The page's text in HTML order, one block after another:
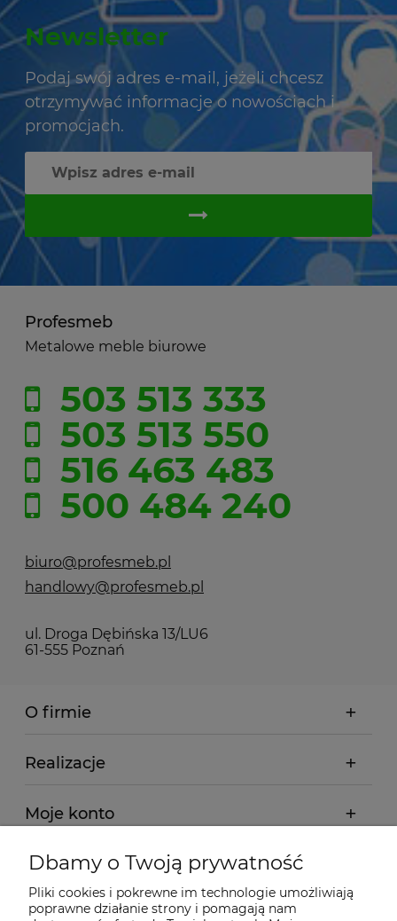
Newsletter
Podaj swój adres e-mail, jeżeli chcesz
otrzymywać informacje o nowościach i
promocjach.
Profesmeb
Metalowe meble biurowe
503 513 333
503 513 550
516 463 483
500 484 240
biuro@profesmeb.pl
handlowy@profesmeb.pl
ul. Droga Dębińska 13/LU6
61-555 Poznań
O firmie
Realizacje
Moje konto
Regulamin
Dostawa - realizacja
Dbamy o Twoją prywatność
Pliki cookies i pokrewne im technologie umożliwiają
poprawne działanie strony i pomagają nam